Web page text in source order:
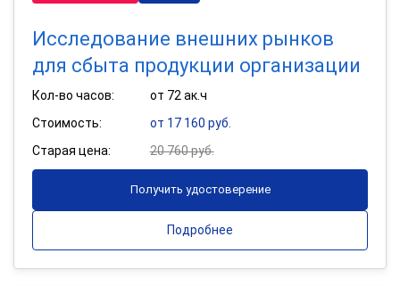
Исследование внешних рынков
для сбыта продукции организации
Кол-во часов:
от 72 ак.ч
Стоимость:
от 17 160 руб.
Старая цена:
20 760 руб.
Получить удостоверение
Подробнее